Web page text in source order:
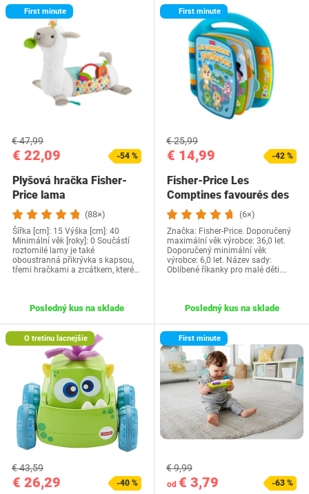
First minute
€ 22,09
€ 47,99
-54 %
Plyšová hračka Fisher-
Price lama
(88×)
Šířka [cm]: 15 Výška [cm]: 40
Minimální věk [roky]: 0 Součástí
roztomilé lamy je také
oboustranná přikrývka s kapsou,
třemi hračkami a zrcátkem, které…
Posledný kus na sklade
First minute
€ 14,99
€ 25,99
-42 %
Fisher-Price Les
Comptines favourés des
Kleinkindes Hudobná…
(6×)
Značka: Fisher-Price. Doporučený
maximální věk výrobce: 36,0 let.
Doporučený minimální věk
výrobce: 6,0 let. Název sady:
Oblíbené říkanky pro malé děti.…
Posledný kus na sklade
O tretinu lacnejšie
€ 26,29
€ 43,59
-40 %
First minute
od € 3,79
€ 9,99
-63 %